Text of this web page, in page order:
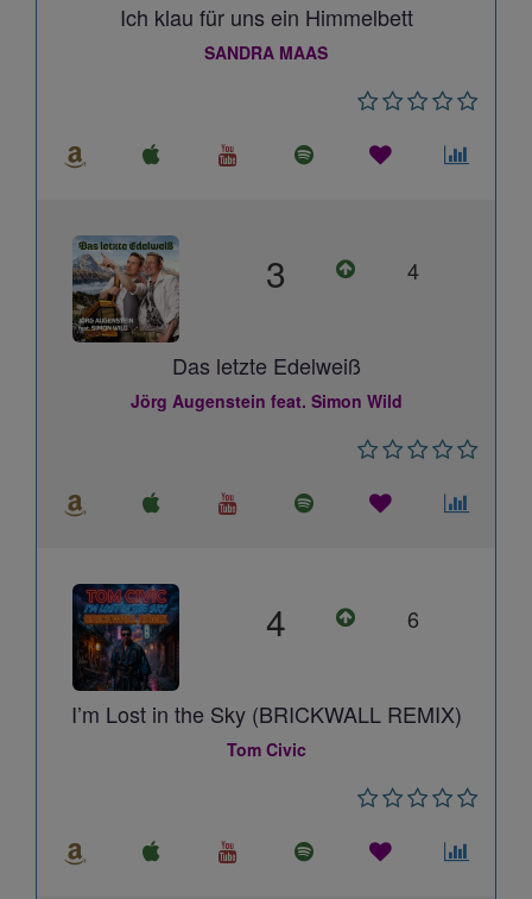
Ich klau für uns ein Himmelbett
SANDRA MAAS
3 4
Das letzte Edelweiß
Jörg Augenstein feat. Simon Wild
4 6
I’m Lost in the Sky (BRICKWALL REMIX)
Tom Civic